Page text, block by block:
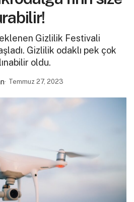
Gizlilik Festivali
Gizlilik odaklı pek çok
oldu.
Temmuz 27, 2023